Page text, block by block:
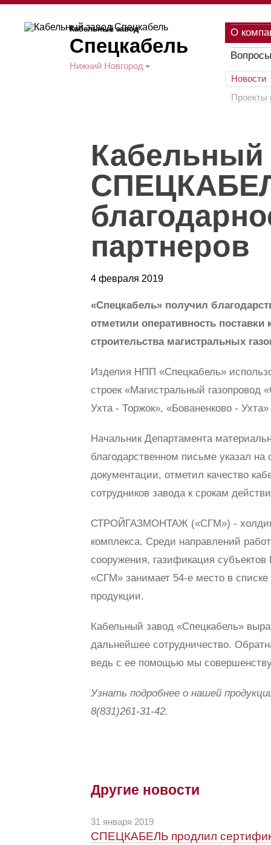
Кабельный завод
Спецкабель
Нижний Новгород
О
Новости
Проекты
Кабельный
партнеров
4 февраля 2019
«Спецкабель» получил
отметили оперативность
строительства магистральных
Изделия НПП «Спецкабель»
строек «Магистральный
Ухта - Торжок», «Бованенково -
Начальник Департамента
благодарственном письме указал
документации, отметил качество
сотрудников завода к срокам
СТРОЙГАЗМОНТАЖ («СГМ») -
комплекса. Среди направлений
сооружения, газификация
«СГМ» занимает 54-е место в
продукции.
Кабельный завод «Спецкабель»
дальнейшее сотрудничество.
ведь с ее помощью мы
Узнать подробнее о нашей
8(831)261-31-42.
Другие новости
31 января 2019
СПЕЦКАБЕЛЬ продлил